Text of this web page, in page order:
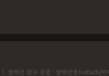
String) { val cost =
렉션 함수 문법 : 컬렉션명.forEath{바